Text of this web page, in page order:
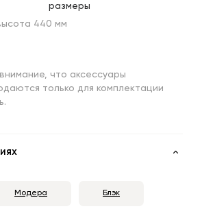
размеры
440 мм
что аксессуары
только для комплектации
Модера Блэк